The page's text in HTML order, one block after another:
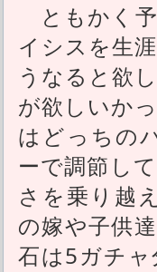
ともかく
イシスを生
うなると欲
が欲しいか
はどっちの
ーで調節し
さを乗り越
の嫁や子供
石は5ガチ